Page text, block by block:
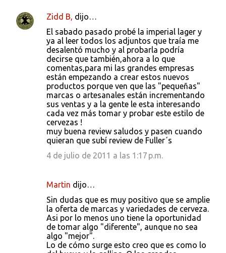
Zidd B, dijo…
El sabado pasado probé la imperial lager y
ya al leer todos los adjuntos que traía me
desalentó mucho y al probarla podría
decirse que también,ahora a lo que
comentas,para mi las grandes empresas
están empezando a crear estos nuevos
productos porque ven que las "pequeñas"
marcas o artesanales están incrementando
sus ventas y a la gente le esta interesando
cada vez más tomar y probar este estilo de
cervezas !
muy buena review saludos y pasen cuando
quieran que subí review de Fuller´s
4 de julio de 2011 a las 1:17 p.m.
Martin dijo…
Sin dudas que es muy positivo que se amplie
la oferta de marcas y variedades de cerveza.
Asi por lo menos uno tiene la oportunidad
de tomar algo "diferente", aunque no sea
algo "mejor".
Lo de cómo surge esto creo que es como lo